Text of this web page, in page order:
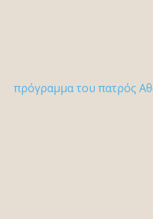
πρόγραμμα του πατρός